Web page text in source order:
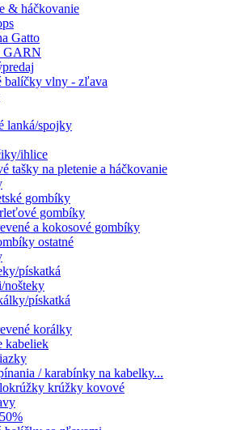
& háčkovanie
Gatto
GARN
balíčky vlny - zľava
lanká/spojky
ihlice
tašky na pletenie a háčkovanie
gombíky
gombíky
a kokosové gombíky
ostatné
pískatká
nošteky
pískatká
korálky
kabeliek
/ karabínky na kabelky...
krúžky kovové